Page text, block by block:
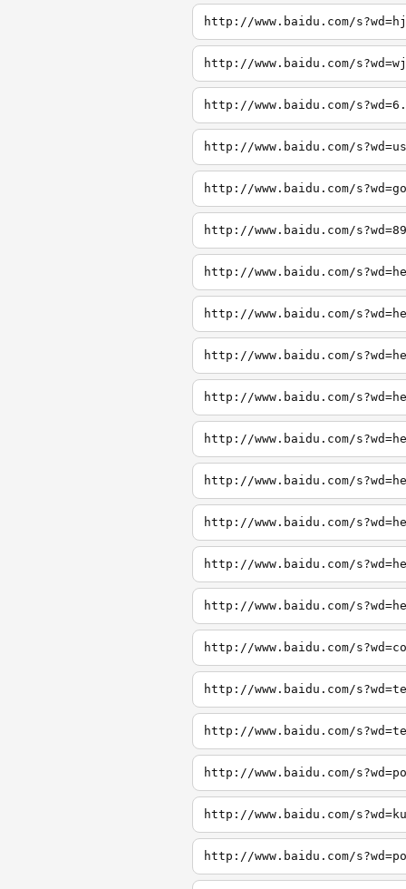
http://www.baidu.com/
http://www.baidu.com/
http://www.baidu.com/
http://www.baidu.com/
http://www.baidu.com/
http://www.baidu.com/
http://www.baidu.com/
http://www.baidu.com/
http://www.baidu.com/
http://www.baidu.com/
http://www.baidu.com/
http://www.baidu.com/
http://www.baidu.com/
http://www.baidu.com/
http://www.baidu.com/
http://www.baidu.com/
http://www.baidu.com/
http://www.baidu.com/
http://www.baidu.com/
http://www.baidu.com/
http://www.baidu.com/